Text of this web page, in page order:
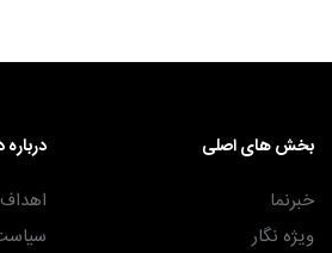
بخش های اصلی
خبرنما
ویژه نگار
درباره